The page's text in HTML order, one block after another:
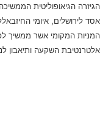
הגיזרה הגיאופוליטית
אסד לירושלים, איומי
המניות המקומי אשר ממשיך
אלטרנטיבת השקעה ותיאבון